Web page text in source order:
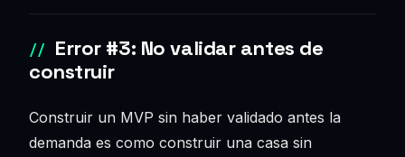
Error #3: No validar antes de
construir
Construir un MVP sin haber validado antes la
demanda es como construir una casa sin